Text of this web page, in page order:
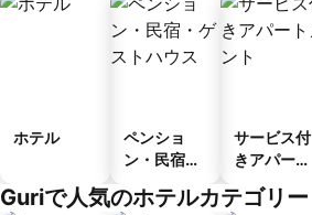
ホテル
ペンショ
ン・民宿・
ス
サービス付
きアパート
Guriで人気のホテルカテゴリー